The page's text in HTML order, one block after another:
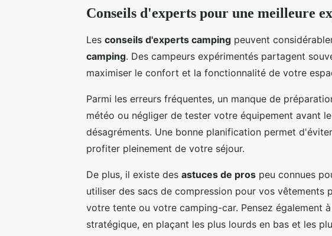
Conseils d'experts pour une meilleure
Les conseils d'experts camping peuvent
camping. Des campeurs expérimentés partagent
maximiser le confort et la fonctionnalité de votre
Parmi les erreurs fréquentes, un manque de
météo ou négliger de tester votre équipement avant
désagréments. Une bonne planification permet
profiter pleinement de votre séjour.
De plus, il existe des astuces de pros peu connues
utiliser des sacs de compression pour vos vêtements
votre tente ou votre camping-car. Pensez également
stratégique, en plaçant les plus lourds en bas et les